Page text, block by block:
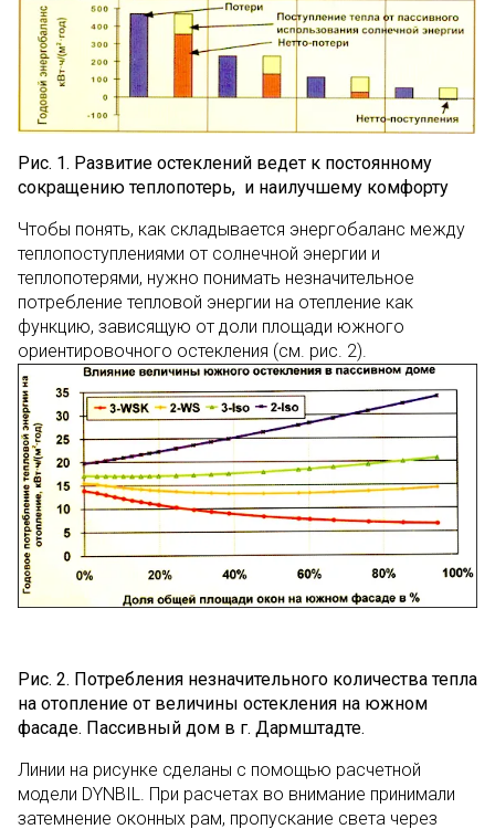
Рис. 1. Развитие остеклений ведет к постоянному
сокращению теплопотерь, и наилучшему комфорту
Чтобы понять, как складывается энергобаланс между
теплопоступлениями от солнечной энергии и
теплопотерями, нужно понимать незначительное
потребление тепловой энергии на отепление как
функцию, зависящую от доли площади южного
ориентировочного остекления (см. рис. 2).
Рис. 2. Потребления незначительного количества тепла
на отопление от величины остекления на южном
фасаде. Пассивный дом в г. Дармштадте.
Линии на рисунке сделаны с помощью расчетной
модели DYNBIL. При расчетах во внимание принимали
затемнение оконных рам, пропускание света через